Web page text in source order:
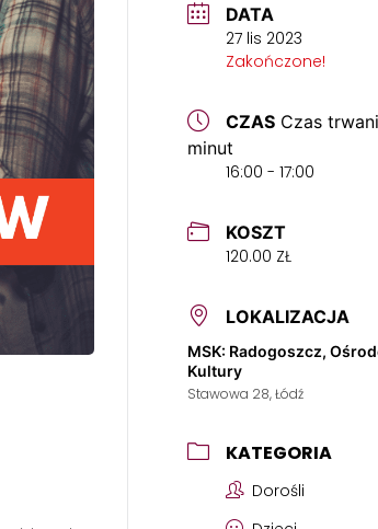
DATA
27 lis 2023
Zakończone!
CZAS Czas
minut
16:00 - 17:00
KOSZT
120.00 ZŁ
LOKALIZACJA
MSK: Radogoszcz,
Kultury
Stawowa 28, Łódź
KATEGORIA
Dorośli